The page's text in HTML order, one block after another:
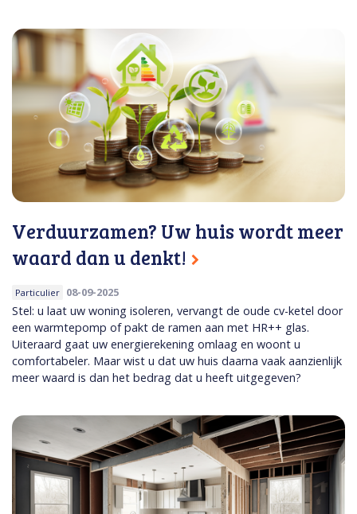
Verduurzamen? Uw huis wordt meer
waard dan u denkt!
Particulier 08-09-2025
Stel: u laat uw woning isoleren, vervangt de oude cv-ketel door
een warmtepomp of pakt de ramen aan met HR++ glas.
Uiteraard gaat uw energierekening omlaag en woont u
comfortabeler. Maar wist u dat uw huis daarna vaak aanzienlijk
meer waard is dan het bedrag dat u heeft uitgegeven?